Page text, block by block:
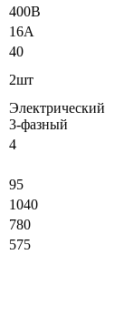
400В
16А
40
2шт
Электрический
3-фазный
4
95
1040
780
575